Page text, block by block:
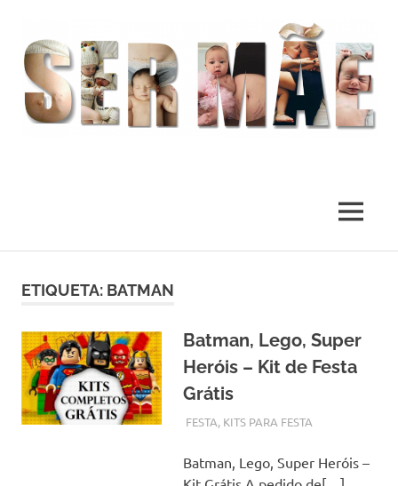
MENU
ETIQUETA: BATMAN
Batman, Lego, Super
Heróis – Kit de Festa
Grátis
AGOSTO 23, 2017
ADMIN
FESTA, KITS PARA FESTA
Batman, Lego, Super Heróis –